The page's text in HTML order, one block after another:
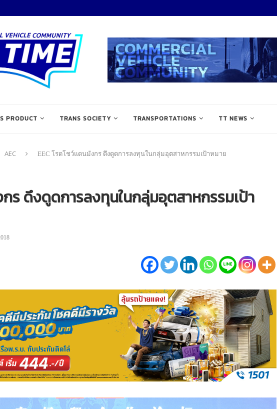
PRODUCT TRANS SOCIETY TRANSPORTATIONS TT NEWS
AEC EEC โรดโชว์แดนมังกร ดึงดูดการลงทุนในกลุ่มอุตสาหกรรมเป้าหมาย
กร ดึงดูดการลงทุนในกลุ่มอุตสาหกรรมเป้า